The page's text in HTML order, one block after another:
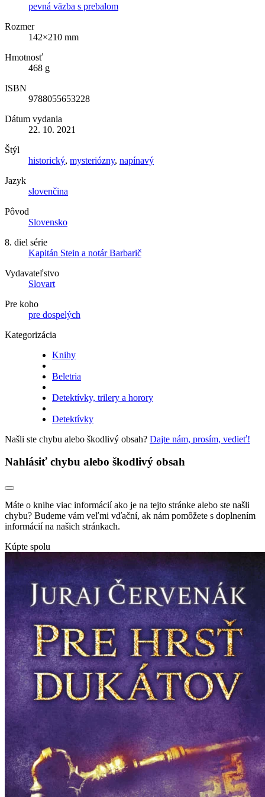
pevná väzba s prebalom
Rozmer
142×210 mm
Hmotnosť
468 g
ISBN
9788055653228
Dátum vydania
22. 10. 2021
Štýl
historický, mysteriózny, napínavý
Jazyk
slovenčina
Pôvod
Slovensko
8. diel série
Kapitán Stein a notár Barbarič
Vydavateľstvo
Slovart
Pre koho
pre dospelých
Kategorizácia
Knihy
Beletria
Detektívky, trilery a horory
Detektívky
Našli ste chybu alebo škodlivý obsah? Dajte nám, prosím, vedieť!
Nahlásiť chybu alebo škodlivý obsah
Máte o knihe viac informácií ako je na tejto stránke alebo ste našli
chybu? Budeme vám veľmi vďační, ak nám pomôžete s doplnením
informácií na našich stránkach.
Kúpte spolu